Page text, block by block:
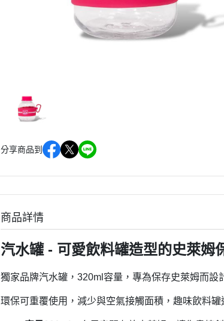
分享商品到
商品詳情
汽水罐 - 可愛飲料罐造型的史萊姆
獨家品牌汽水罐，320ml容量，專為保存史萊姆而設
環保可重覆使用，減少與空氣接觸面積，趣味飲料罐